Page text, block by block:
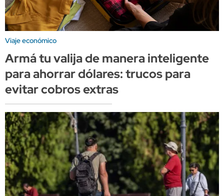
Viaje económico
Armá tu valija de manera inteligente
para ahorrar dólares: trucos para
evitar cobros extras